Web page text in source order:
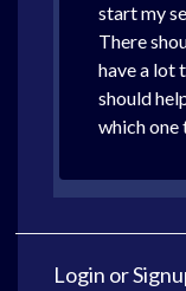
start my
There
have a lot
should
which one
Login or